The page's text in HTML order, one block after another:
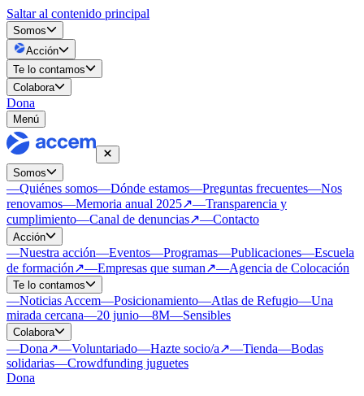
Saltar al contenido principal
Somos
Acción
Te lo contamos
Colabora
Dona
Menú
Somos
—Quiénes somos—Dónde estamos—Preguntas frecuentes—Nos
renovamos—Memoria anual 2025↗—Transparencia y
cumplimiento—Canal de denuncias↗—Contacto
Acción
—Nuestra acción—Eventos—Programas—Publicaciones—Escuela
de formación↗—Empresas que suman↗—Agencia de Colocación
Te lo contamos
—Noticias Accem—Posicionamiento—Atlas de Refugio—Una
mirada cercana—20 junio—8M—Sensibles
Colabora
—Dona↗—Voluntariado—Hazte socio/a↗—Tienda—Bodas
solidarias—Crowdfunding juguetes
Dona